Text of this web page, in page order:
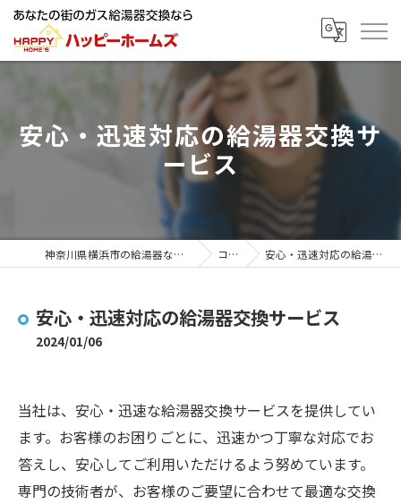
安心・迅速対応の給湯器交換サ
ービス
神奈川県横浜市の給湯器ならハッピーホームズ コラム 安心・迅速対応の給湯器交換サービス
安心・迅速対応の給湯器交換サービス
2024/01/06
当社は、安心・迅速な給湯器交換サービスを提供してい
ます。お客様のお困りごとに、迅速かつ丁寧な対応でお
答えし、安心してご利用いただけるよう努めています。
専門の技術者が、お客様のご要望に合わせて最適な交換